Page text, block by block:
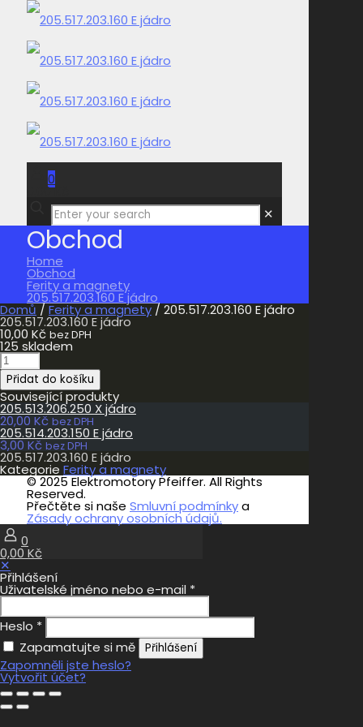
0
0,00 Kč
✕
Obchod
Home
Obchod
Ferity a magnety
205.517.203.160 E jádro
Domů / Ferity a magnety / 205.517.203.160 E jádro
205.517.203.160 E jádro
10,00 Kč bez DPH
125 skladem
205.517.203.160
E
jádro
množství
Přidat do košíku
Související produkty
205.513.206.250 X jádro
20,00 Kč bez DPH
205.514.203.150 E jádro
3,00 Kč bez DPH
205.517.203.160 E jádro
Kategorie Ferity a magnety
© 2025 Elektromotory Pfeiffer. All Rights
Reserved.
Přečtěte si naše Smluvní podmínkya
Zásady ochrany osobních údajů.
0
0,00 Kč
✕
Přihlášení
Uživatelské jméno nebo e-mail *
Heslo *
Zapamatujte si mě
Přihlášení
Zapomněli jste heslo?
Vytvořit účet?